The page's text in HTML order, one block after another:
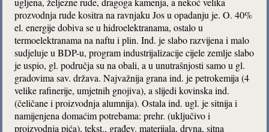
prozvodnja rude kositra na ravnjaku Jos u opadanju je. O. 40%
el. energije dobiva se u hidroelektranama, ostalo u
termoelektranama na naftu i plin. Ind. je slabo razvijena i malo
sudjeluje u BDP-u, program industrijalizacije cijele zemlje slabo
je uspio, gl. područja su na obali, a u unutrašnjosti samo u gl.
gradovima sav. država. Najvažnija grana ind. je petrokemija (4
velike rafinerije, umjetnih gnojiva), a slijedi kovinska ind.
(čeličane i proizvodnja alumnija). Ostala ind. ugl. je sitnija i
namijenjena domaćim potrebama: prehr. (uključivo i
proizvodnja pića), tekst., građev. materijala, drvna, sitna